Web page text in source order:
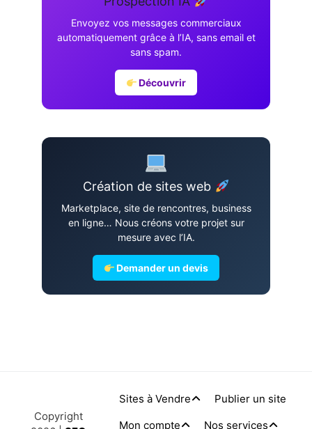
Envoyez vos messages commerciaux
automatiquement grâce à l’IA, sans email et
sans spam.
Découvrir
Création de sites web
Marketplace, site de rencontres, business
en ligne… Nous créons votre projet sur
mesure avec l’IA.
Demander un devis
Copyright
Sites à Vendre
Publier un site
Mon compte
Nos services